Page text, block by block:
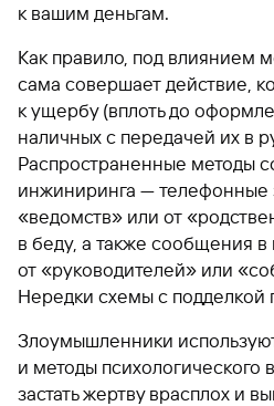
к вашим деньгам.
Как правило, под влиянием
сама совершает действие,
к ущербу (вплоть до
наличных с передачей их в
Распространенные методы
инжиниринга — телефонные
«ведомств» или от
в беду, а также сообщения
от «руководителей» или
Нередки схемы с подделкой
Злоумышленники
и методы психологического
застать жертву врасплох и